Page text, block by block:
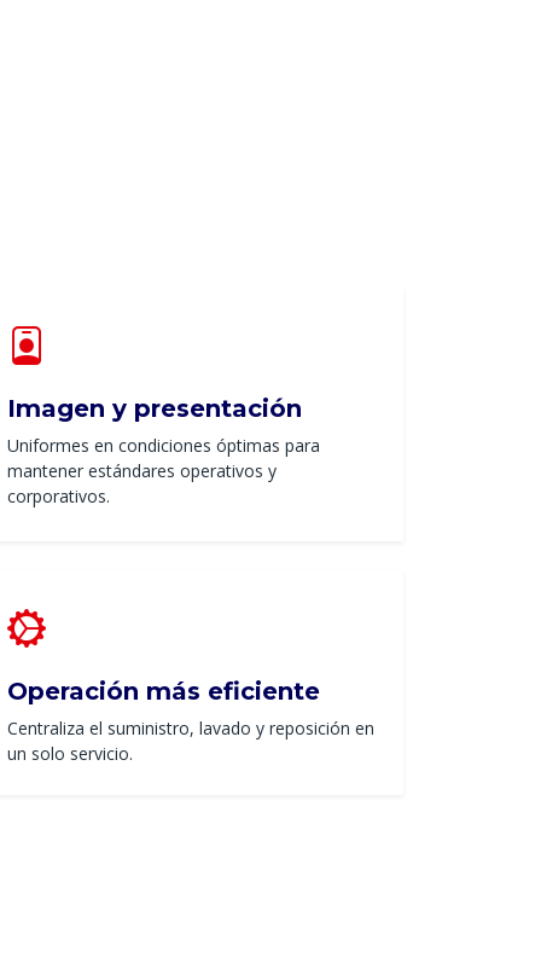
Imagen y presentación
Uniformes en condiciones óptimas para
mantener estándares operativos y
corporativos.
Operación más eficiente
Centraliza el suministro, lavado y reposición en
un solo servicio.